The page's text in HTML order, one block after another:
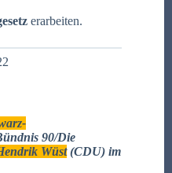
erarbeiten.
90/Die
Wüst(CDU) im